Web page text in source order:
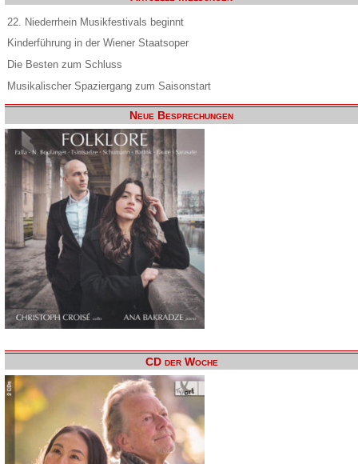
22. Niederrhein Musikfestivals beginnt
Kinderführung in der Wiener Staatsoper
Die Besten zum Schluss
Musikalischer Spaziergang zum Saisonstart
Neue Besprechungen
CD der Woche